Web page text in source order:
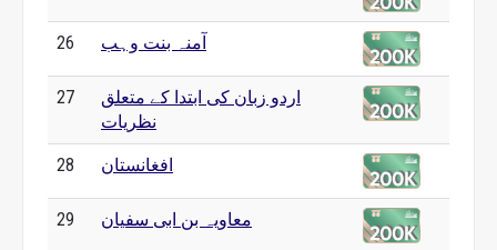
26 آمنہ بنت وہب
27
اردو زبان کی ابتدا کے متعلق
نظریات
28 افغانستان
29 معاویہ بن ابی سفیان